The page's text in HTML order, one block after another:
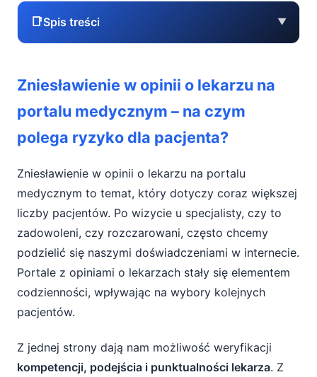
📑Spis treści ▼
medycznym – na czym polega ryzyko dla
pacjenta?
Czym jest zniesławienie – kiedy opinia
Odpowiedzialność cywilna za naruszenie
dóbr osobistych lekarza
Wolność słowa a ochrona dobrego imienia
lekarza
Fakty a opinie – kluczowe rozróżnienie
zniesławienie lekarza w internecie?
Ryzyko odpowiedzialności karnej za
Zniesławienie w opinii o lekarzu na
portalu medycznym – na czym
polega ryzyko dla pacjenta?
Zniesławienie w opinii o lekarzu na portalu
medycznym to temat, który dotyczy coraz większej
liczby pacjentów. Po wizycie u specjalisty, czy to
zadowoleni, czy rozczarowani, często chcemy
podzielić się naszymi doświadczeniami w internecie.
Portale z opiniami o lekarzach stały się elementem
codzienności, wpływając na wybory kolejnych
pacjentów.
Z jednej strony dają nam możliwość weryfikacji
kompetencji, podejścia i punktualności lekarza. Z